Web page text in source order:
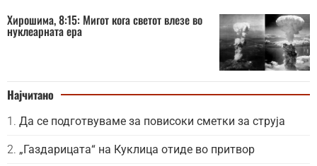
Хирошима, 8:15: Мигот кога светот влезе во
нуклеарната ера
Најчитано
Да се подготвуваме за повисоки сметки за струја
„Газдарицата“ на Куклица отиде во притвор